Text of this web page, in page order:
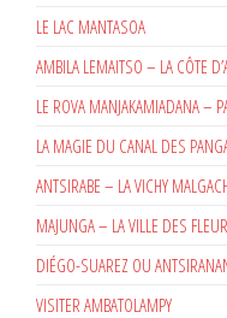
LE LAC MANTASOA
AMBILA LEMAITSO – LA CÔTE
LE ROVA MANJAKAMIADANA –
LA MAGIE DU CANAL DES
ANTSIRABE – LA VICHY
MAJUNGA – LA VILLE DES
DIÉGO-SUAREZ OU
VISITER AMBATOLAMPY